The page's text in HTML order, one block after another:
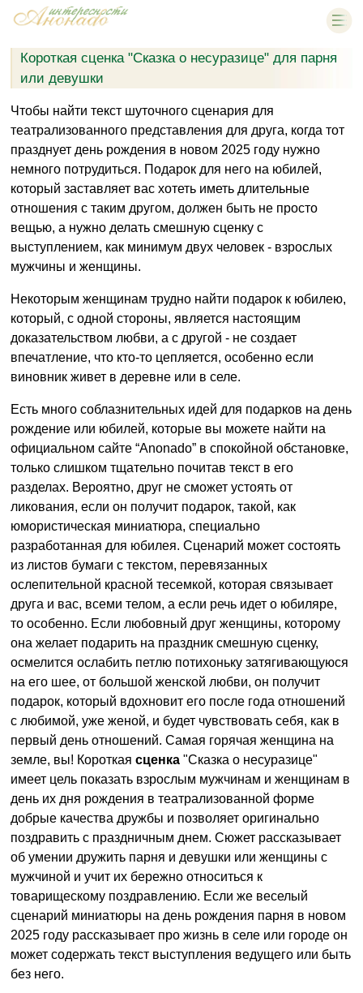
Короткая сценка "Сказка о несуразице" для парня
или девушки
Чтобы найти текст шуточного сценария для
театрализованного представления для друга, когда тот
празднует день рождения в новом 2025 году нужно
немного потрудиться. Подарок для него на юбилей,
который заставляет вас хотеть иметь длительные
отношения с таким другом, должен быть не просто
вещью, а нужно делать смешную сценку с
выступлением, как минимум двух человек - взрослых
мужчины и женщины.
Некоторым женщинам трудно найти подарок к юбилею,
который, с одной стороны, является настоящим
доказательством любви, а с другой - не создает
впечатление, что кто-то цепляется, особенно если
виновник живет в деревне или в селе.
Есть много соблазнительных идей для подарков на день
рождение или юбилей, которые вы можете найти на
официальном сайте “Anonado” в спокойной обстановке,
только слишком тщательно почитав текст в его
разделах. Вероятно, друг не сможет устоять от
ликования, если он получит подарок, такой, как
юмористическая миниатюра, специально
разработанная для юбилея. Сценарий может состоять
из листов бумаги с текстом, перевязанных
ослепительной красной тесемкой, которая связывает
друга и вас, всеми телом, а если речь идет о юбиляре,
то особенно. Если любовный друг женщины, которому
она желает подарить на праздник смешную сценку,
осмелится ослабить петлю потихоньку затягивающуюся
на его шее, от большой женской любви, он получит
подарок, который вдохновит его после года отношений
с любимой, уже женой, и будет чувствовать себя, как в
первый день отношений. Самая горячая женщина на
земле, вы! Короткая сценка "Сказка о несуразице"
имеет цель показать взрослым мужчинам и женщинам в
день их дня рождения в театрализованной форме
добрые качества дружбы и позволяет оригинально
поздравить с праздничным днем. Сюжет рассказывает
об умении дружить парня и девушки или женщины с
мужчиной и учит их бережно относиться к
товарищескому поздравлению. Если же веселый
сценарий миниатюры на день рождения парня в новом
2025 году рассказывает про жизнь в селе или городе он
может содержать текст выступления ведущего или быть
без него.